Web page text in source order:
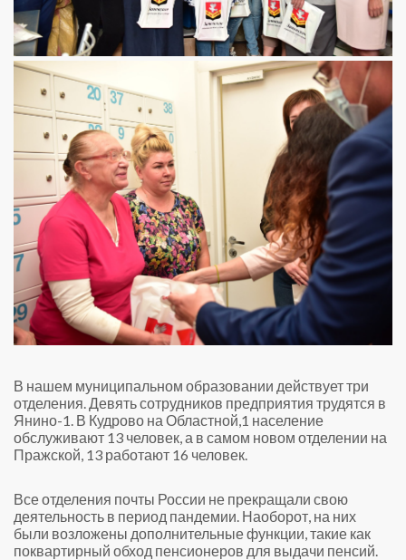
В нашем муниципальном образовании действует три
отделения. Девять сотрудников предприятия трудятся в
Янино-1. В Кудрово на Областной,1 население
обслуживают 13 человек, а в самом новом отделении на
Пражской, 13 работают 16 человек.
Все отделения почты России не прекращали свою
деятельность в период пандемии. Наоборот, на них
были возложены дополнительные функции, такие как
поквартирный обход пенсионеров для выдачи пенсий.